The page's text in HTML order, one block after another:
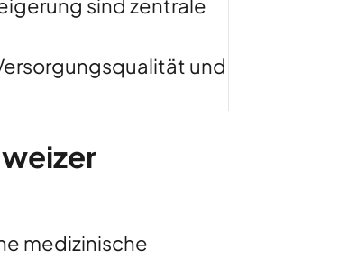
sind zentrale
und
medizinische